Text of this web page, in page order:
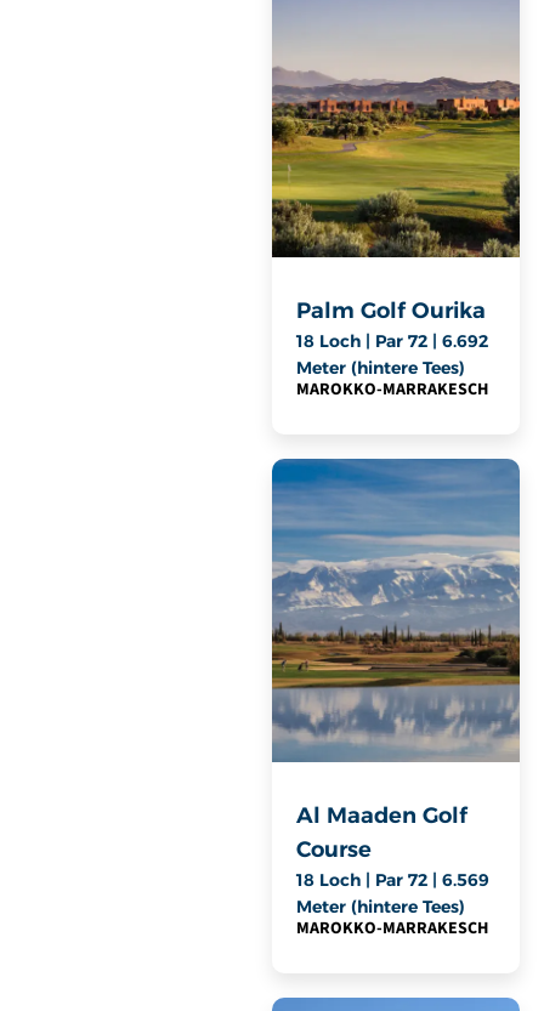
Palm Golf Ourika
18 Loch | Par 72 | 6.692
Meter (hintere Tees)
MAROKKO-MARRAKESCH
Al Maaden Golf
Course
18 Loch | Par 72 | 6.569
Meter (hintere Tees)
MAROKKO-MARRAKESCH